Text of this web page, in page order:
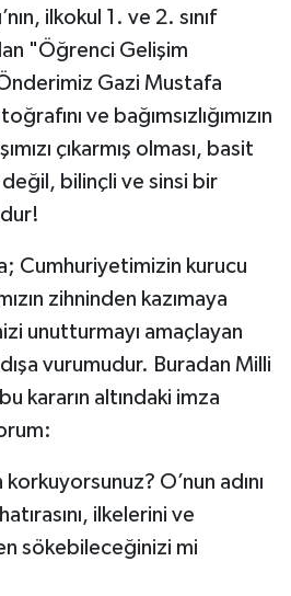
ilkokul 1. ve 2. sınıf
"Öğrenci Gelişim
Gazi Mustafa
ve bağımsızlığımızın
çıkarmış olması, basit
bilinçli ve sinsi bir
Cumhuriyetimizin kurucu
zihninden kazımaya
unutturmayı amaçlayan
dışa vurumudur. Buradan Milli
kararın altındaki imza
O’nun adını
ilkelerini ve
sökebileceğinizi mi